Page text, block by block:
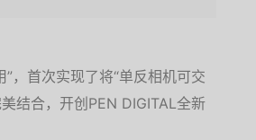
，首次实现了将“单反相机可交
结合，开创PEN DIGITAL全新